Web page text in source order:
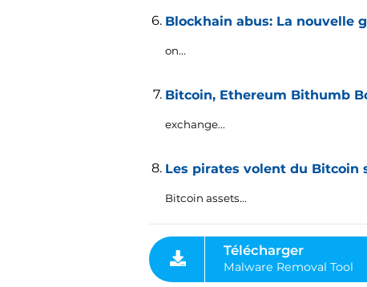
Blockhain abus: La nouvelle
on...
Bitcoin, Ethereum Bithumb
exchange...
Les pirates volent du Bitcoin
Bitcoin assets...